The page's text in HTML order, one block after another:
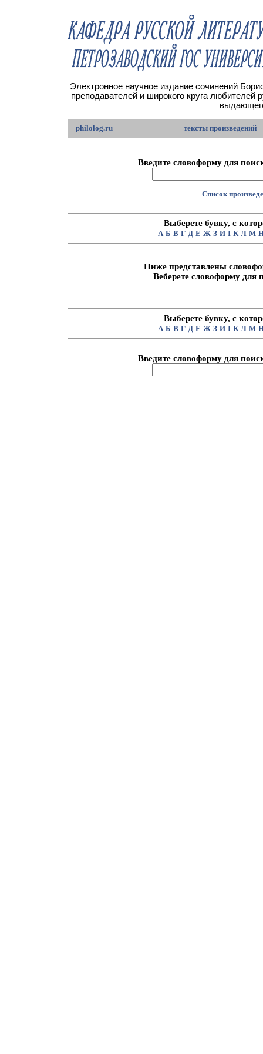
Электронное научное издание сочинений
преподавателей и широкого круга
philolog.ru тексты произведений
Введите словоформу для
Список
Выберете бувку, с
А Б В Г Д Е Ж З И I К Л М
Ниже представлены
Веберете словоформу для
Выберете бувку, с
А Б В Г Д Е Ж З И I К Л М
Введите словоформу для